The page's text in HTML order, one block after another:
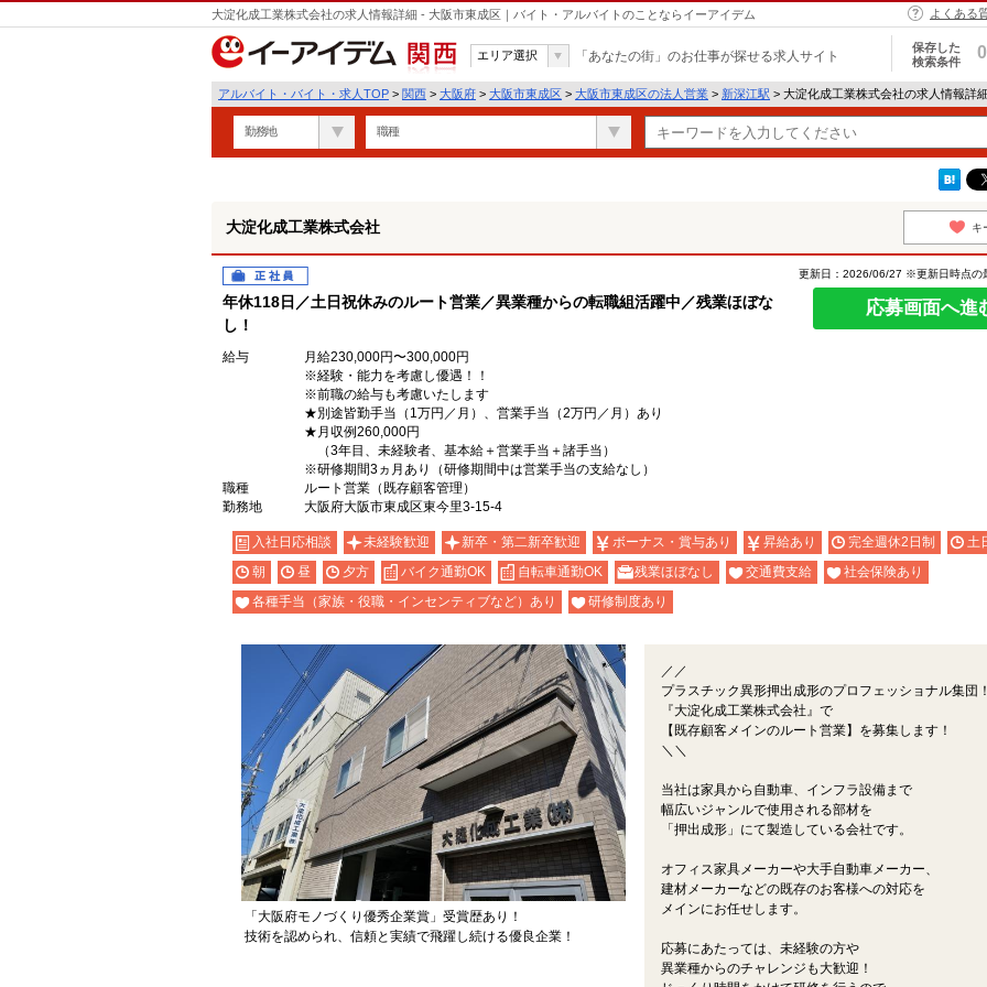
大淀化成工業株式会社の求人情報詳細 - 大阪市東成区｜バイト・アルバイトのことならイーアイデム よくある
関西
エリア選択 「あなたの街」のお仕事が探せる求人サイト
保存した
検索条件
0
アルバイト・バイト・求人TOP > 関西 > 大阪府 > 大阪市東成区 > 大阪市東成区の法人営業 > 新深江駅 > 大淀化成工業株式会社の求人情報詳
勤務地 職種
大淀化成工業株式会社 キ
正社員
年休118日／土日祝休みのルート営業／異業種からの転職組活躍中／残業ほぼな
し！
更新日：2026/06/27 ※更新日時点の
応募画面へ進
給与
月給230,000円〜300,000円
※経験・能力を考慮し優遇！！
※前職の給与も考慮いたします
★別途皆勤手当（1万円／月）、営業手当（2万円／月）あり
★月収例260,000円
（3年目、未経験者、基本給＋営業手当＋諸手当）
※研修期間3ヵ月あり（研修期間中は営業手当の支給なし）
職種
ルート営業（既存顧客管理）
勤務地
大阪府大阪市東成区東今里3-15-4
入社日応相談 未経験歓迎 新卒・第二新卒歓迎 ボーナス・賞与あり 昇給あり 完全週休2日制
土
朝
昼 夕方 バイク通勤OK 自転車通勤OK 残業ほぼなし 交通費支給
社会保険あり
各種手当（家族・役職・インセンティブなど）あり
研修制度あり
「大阪府モノづくり優秀企業賞」受賞歴あり！
技術を認められ、信頼と実績で飛躍し続ける優良企業！
／／
プラスチック異形押出成形のプロフェッショナル集団！
『大淀化成工業株式会社』で
【既存顧客メインのルート営業】を募集します！
＼＼
当社は家具から自動車、インフラ設備まで
幅広いジャンルで使用される部材を
「押出成形」にて製造している会社です。
オフィス家具メーカーや大手自動車メーカー、
建材メーカーなどの既存のお客様への対応を
メインにお任せします。
応募にあたっては、未経験の方や
異業種からのチャレンジも大歓迎！